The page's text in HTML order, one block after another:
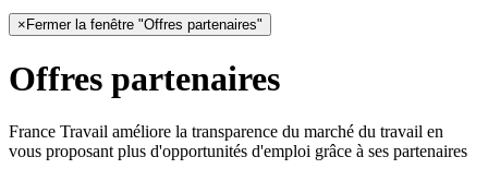
×Fermer la fenêtre "Offres partenaires"
Offres partenaires
France Travail améliore la transparence du marché du travail en
vous proposant plus d'opportunités d'emploi grâce à ses partenaires